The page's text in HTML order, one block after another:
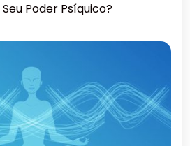
Poder Psíquico?